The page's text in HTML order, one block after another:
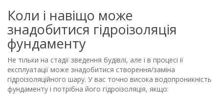
Коли і навіщо може
знадобитися гідроізоляція
фундаменту
Не тільки на стадії зведення будівлі, але і в процесі ії
експлуатації може знадобитися створення/заміна
гідроізоляційного шару. У вас точно висока водопроникність
фундаменту і потрібна його гідроізоляція, якщо: